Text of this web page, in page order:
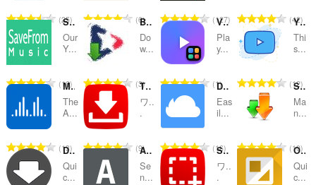
お
よ
び
カ
テ
ゴ
リ
評
価
の
：
25
評
価
の
：
6
評
価
の
：
127
評
価
の
：
42
SaveFrom - YouTube Converter
Our
Y...
評
価
の
：
16
Brighteon media downloader
Do
w...
評
価
：
3
Video Power Tool
Pla
y...
評
価
の
：
1
YTMP3Convert
Thi
s...
評
価
の
：
12
MP3Juices
The
A...
評
価
の
13
Thumbnail for YouTube™
ワ..
.
評
価
の
9
Download to Firedrive
Eas
il...
評
価
16
Synology Download Station (DSM 4.1 and older)
Ma
n...
評
価
の
10
Download History Cleaner (Eraser)
Qui
c...
AzTube Downloader
Se
n...
Screenshot for YouTube™
ワ..
.
Online HTML or PDF Converter
Qui
c...